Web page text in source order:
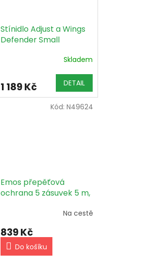
Stínidlo Adjust a Wings
Defender Small
Skladem
1 189 Kč DETAIL
Emos přepěťová
ochrana 5 zásuvek 5 m,
Na cestě
839 Kč
Do košíku
Kód: N49624